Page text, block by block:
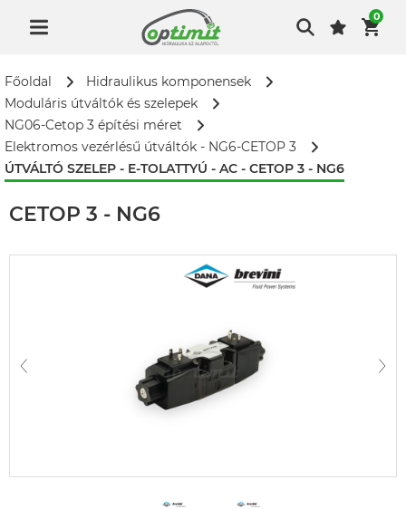
0
Főoldal
Hidraulikus komponensek
Moduláris útváltók és szelepek
NG06-Cetop 3 építési méret
Elektromos vezérlésű útváltók - NG6-CETOP 3
ÚTVÁLTÓ SZELEP - E-TOLATTYÚ - AC - CETOP 3 - NG6
ÚTVÁLTÓ SZELEP - E-TOLATTYÚ - AC -
CETOP 3 - NG6